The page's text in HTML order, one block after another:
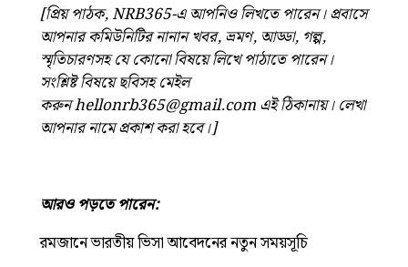
[প্রিয় পাঠক, NRB365-এ আপনিও লিখতে পারেন। প্রবাসে
আপনার কমিউনিটির নানান খবর, ভ্রমণ, আড্ডা, গল্প,
স্মৃতিচারণসহ যে কোনো বিষয়ে লিখে পাঠাতে পারেন।
সংশ্লিষ্ট বিষয়ে ছবিসহ মেইল
করুনhellonrb365@gmail.comএই ঠিকানায়। লেখা
আপনার নামে প্রকাশ করা হবে।]
আরও পড়তে পারেন:
রমজানে ভারতীয় ভিসা আবেদনের নতুন সময়সূচি